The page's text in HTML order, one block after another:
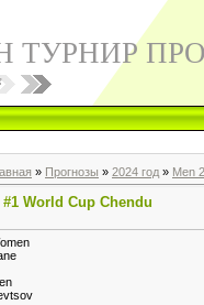
ТУРНИР
» Прогнозы » 2024 год » Men
#1 World Cup Chendu